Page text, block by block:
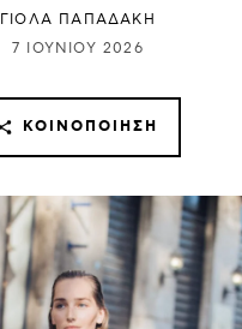
ΓΙΌΛΑ ΠΑΠΑΔΆΚΗ
7 ΙΟΥΝΊΟΥ 2026
ΚΟΙΝΟΠΟΊΗΣΗ